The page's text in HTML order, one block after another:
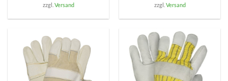
zzgl. Versand
zzgl. Versand